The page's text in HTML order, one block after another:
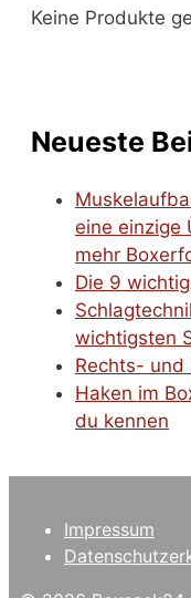
Keine Produkte
Neueste
eine einzige
mehr
Die 9
wichtigsten
Rechts- und
Haken im
du kennen
Impressum